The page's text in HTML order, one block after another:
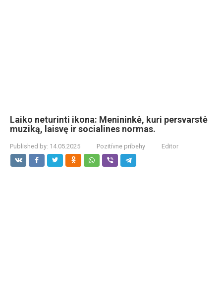
Laiko neturinti ikona: Menininkė, kuri persvarstė
muziką, laisvę ir socialines normas.
Published by: 14.05.2025 Pozitívne príbehy Editor